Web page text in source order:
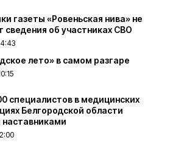
газеты «Ровеньская нива» не
сведения об участниках СВО
лето» в самом разгаре
специалистов в медицинских
Белгородской области
наставниками